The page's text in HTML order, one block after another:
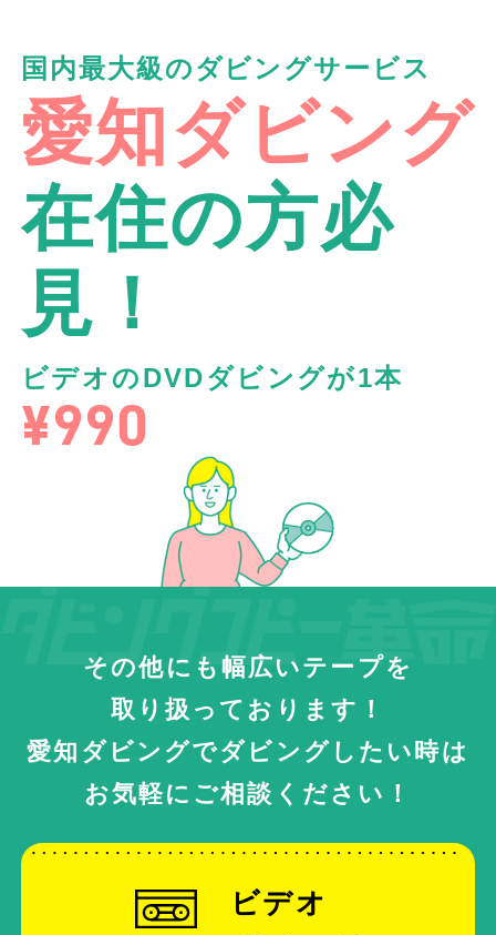
国内最大級のダビングサービス
愛知ダビング
在住の方必
見！
ビデオのDVDダビングが1本
¥990
その他にも幅広いテープを
取り扱っております！
愛知ダビングでダビングしたい時は
お気軽にご相談ください！
ビデオ